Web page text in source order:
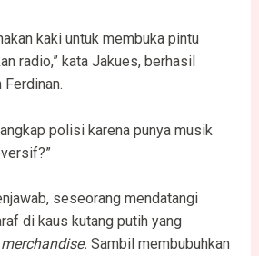
kaki untuk membuka pintu
radio,” kata Jakues, berhasil
polisi karena punya musik
seseorang mendatangi
di kaus kutang putih yang
merchandise. Sambil membubuhkan